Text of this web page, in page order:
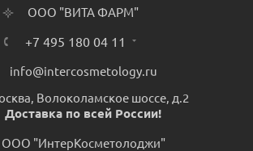
ООО "ВИТА ФАРМ"
+7 495 180 04 11
info@intercosmetology.ru
Волоколамское шоссе, д.2
Доставка по всей России!
ООО "ИнтерКосметолоджи"